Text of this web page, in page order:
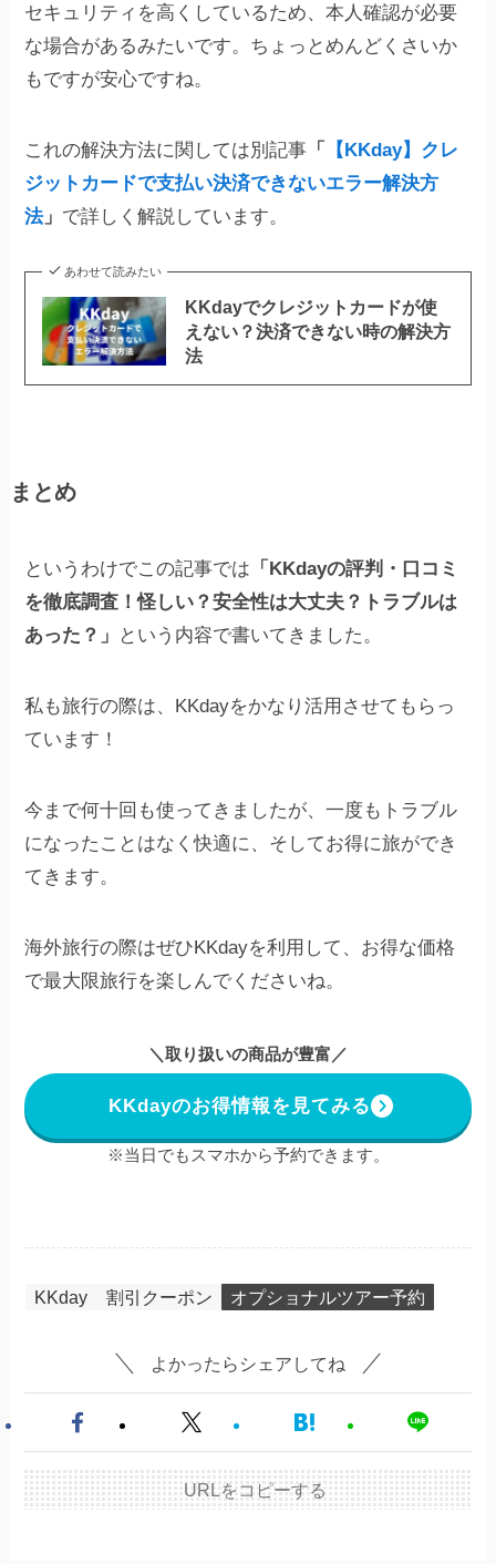
セキュリティを高くしているため、本人確認が必要
な場合があるみたいです。ちょっとめんどくさいか
もですが安心ですね。
これの解決方法に関しては別記事 「
【KKday】クレ
ジットカードで支払い決済できないエラー解決方
法」 で詳しく解説しています。
あわせて読みたい
KKdayでクレジットカードが使
えない？決済できない時の解決方
法
まとめ
というわけでこの記事では 「KKdayの評判・口コミ
を徹底調査！怪しい？安全性は大丈夫？トラブルは
あった？」
という内容で書いてきました。
私も旅行の際は、KKdayをかなり活用させてもらっ
ています！
今まで何十回も使ってきましたが、一度もトラブル
になったことはなく快適に、そしてお得に旅ができ
てきます。
海外旅行の際はぜひKKdayを利用して、お得な価格
で最大限旅行を楽しんでくださいね。
＼取り扱いの商品が豊富／
KKdayのお得情報を見てみる
※当日でもスマホから予約できます。
オプショナルツアー予約
KKday 割引クーポン
よかったらシェアしてね
URLをコピーする